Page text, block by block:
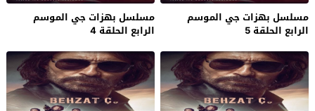
مسلسل بهزات جي الموسم
الرابع الحلقة 5
مسلسل بهزات جي الموسم
الرابع الحلقة 4